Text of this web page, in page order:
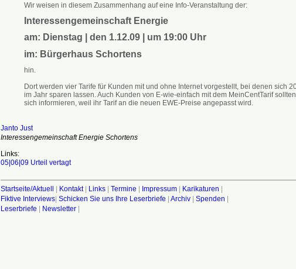
Wir weisen in diesem Zusammenhang auf eine Info-Veranstaltung der:
Interessengemeinschaft Energie
am: Dienstag | den 1.12.09 | um 19:00 Uhr
im: Bürgerhaus Schortens
hin.
Dort werden vier Tarife für Kunden mit und ohne Internet vorgestellt, bei denen sich
im Jahr sparen lassen. Auch Kunden von E-wie-einfach mit dem MeinCentTarif sollten
sich informieren, weil ihr Tarif an die neuen EWE-Preise angepasst wird.
Janto Just
Interessengemeinschaft Energie Schortens
Links:
05|06|09 Urteil vertagt
Startseite/Aktuell | Kontakt| Links| Termine | Impressum| Karikaturen |
Fiktive Interviews| Schicken Sie uns Ihre Leserbriefe | Archiv| Spenden |
Leserbriefe | Newsletter|